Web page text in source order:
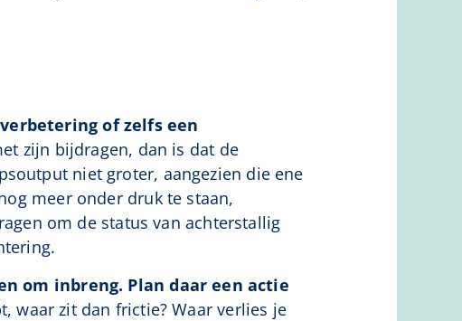
of zelfs een
zijn bijdragen, dan is dat de
niet groter, aangezien die ene
meer onder druk te staan,
om de status van achterstallig
om inbreng. Plan daar een actie
waar zit dan frictie? Waar verlies je